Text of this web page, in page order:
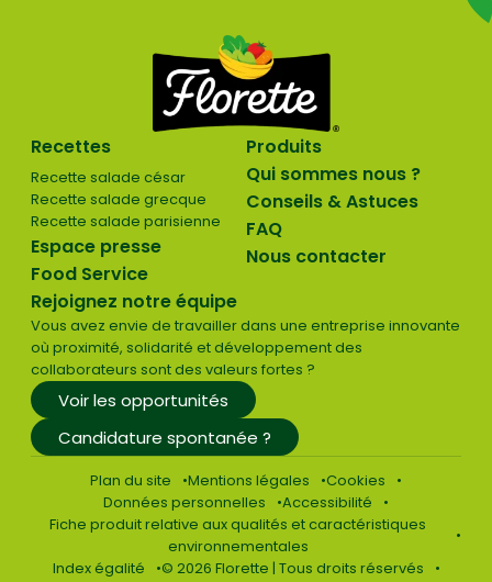
Recettes
Recette salade césar
Recette salade grecque
Recette salade parisienne
Espace presse
Food Service
Produits
Qui sommes nous ?
Conseils & Astuces
FAQ
Nous contacter
Rejoignez notre équipe
Vous avez envie de travailler dans une entreprise innovante
où proximité, solidarité et développement des
collaborateurs sont des valeurs fortes ?
Voir les opportunités
Candidature spontanée ?
Plan du site Mentions légales
Cookies
Données personnelles
Accessibilité
Fiche produit relative aux qualités et caractéristiques
environnementales
Index égalité
© 2026 Florette | Tous droits réservés